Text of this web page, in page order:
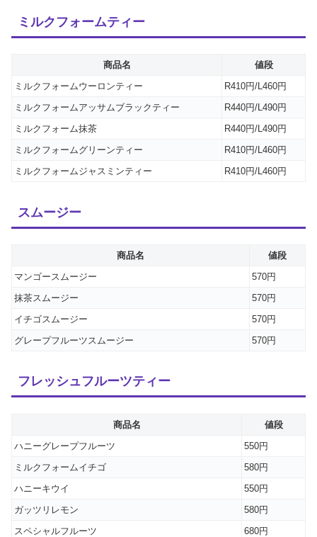
ミルクフォームティー
商品名
値段
ミルクフォームウーロンティー
R410円/L460円
ミルクフォームアッサムブラックティー
R440円/L490円
ミルクフォーム抹茶
R440円/L490円
ミルクフォームグリーンティー
R410円/L460円
ミルクフォームジャスミンティー
R410円/L460円
スムージー
商品名
値段
マンゴースムージー
570円
抹茶スムージー
570円
イチゴスムージー
570円
グレープフルーツスムージー
570円
フレッシュフルーツティー
商品名
値段
ハニーグレープフルーツ
550円
ミルクフォームイチゴ
580円
ハニーキウイ
550円
ガッツリレモン
580円
スペシャルフルーツ
680円